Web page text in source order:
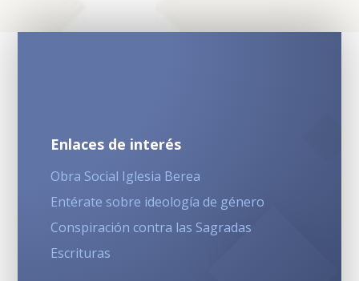
Enlaces de interés
Obra Social Iglesia Berea
Entérate sobre ideología de género
Conspiración contra las Sagradas
Escrituras